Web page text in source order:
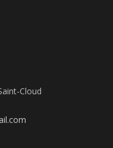
Cloud